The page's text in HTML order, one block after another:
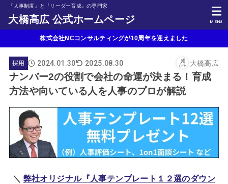
『人事制度』と『リーダー育成』の専門家
大橋高広 公式ホームページ MENU
株式会社NCコンサルティングが10周年を迎えました
採用 2024.01.30 2025.08.30 大橋高広
ナンバー2の役割で会社の命運が決まる！育成
方法や向いている人を人事のプロが解説
＼ 弊社オリジナル『人事テンプレート１２選のダウン